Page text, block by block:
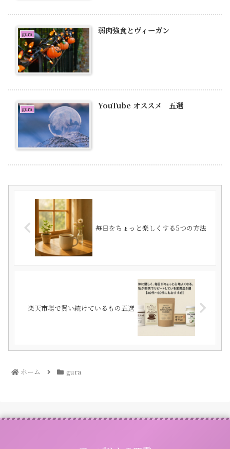
gura 弱肉強食とヴィーガン
gura YouTube オススメ 五選
毎日をちょっと楽しくする5つの方法
楽天市場で買い続けているもの五選
ホーム gura